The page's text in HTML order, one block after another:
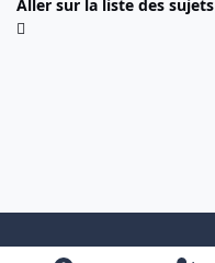
Aller sur la liste des sujets